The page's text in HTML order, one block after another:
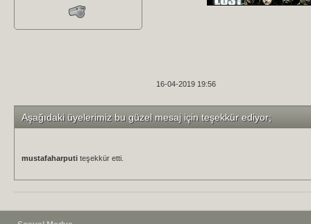
16-04-2019 19:56
Aşağıdaki üyelerimiz bu güzel mesaj için teşekkür ediyor;
mustafaharputi teşekkür etti.